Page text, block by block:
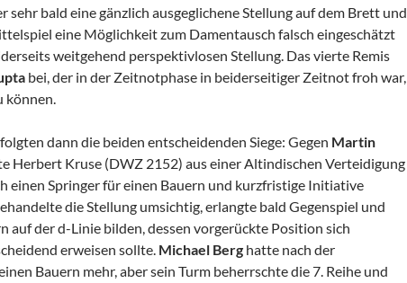
sehr bald eine gänzlich ausgeglichene Stellung auf dem Brett und
eine Möglichkeit zum Damentausch falsch eingeschätzt
weitgehend perspektivlosen Stellung. Das vierte Remis
bei, der in der Zeitnotphase in beiderseitiger Zeitnot froh war,
können.
dann die beiden entscheidenden Siege: Gegen Martin
Herbert Kruse (DWZ 2152) aus einer Altindischen Verteidigung
einen Springer für einen Bauern und kurzfristige Initiative
die Stellung umsichtig, erlangte bald Gegenspiel und
auf der d-Linie bilden, dessen vorgerückte Position sich
erweisen sollte. Michael Berg hatte nach der
Bauern mehr, aber sein Turm beherrschte die 7. Reihe und